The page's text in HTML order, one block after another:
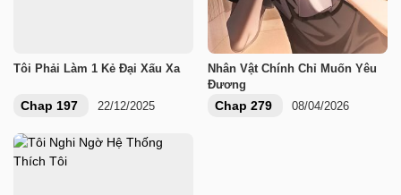
Tôi Phải Làm 1 Kẻ Đại Xấu Xa
Chap 197 22/12/2025
Nhân Vật Chính Chỉ Muốn Yêu
Đương
Chap 279 08/04/2026